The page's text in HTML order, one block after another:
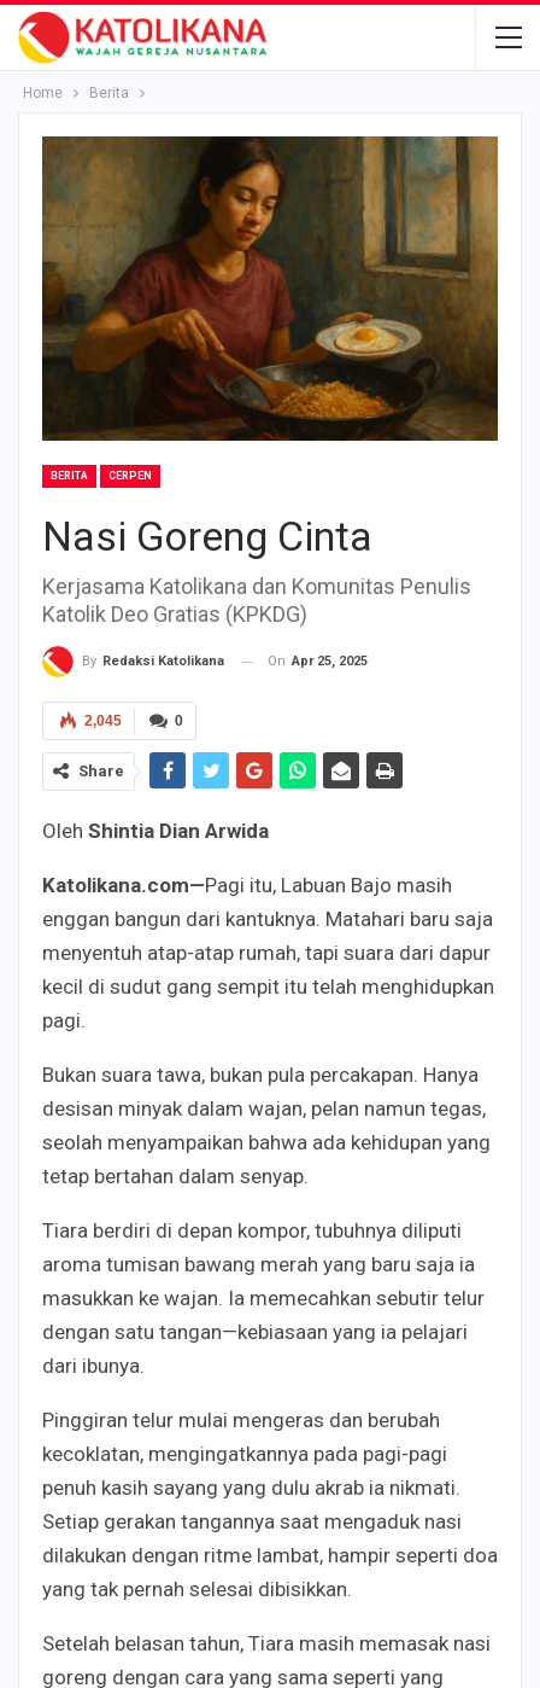
Home Berita
BERITA CERPEN
Nasi Goreng Cinta
Kerjasama Katolikana dan Komunitas Penulis
Katolik Deo Gratias (KPKDG)
By Redaksi Katolikana On Apr 25, 2025
0
2,045
Share
Oleh Shintia Dian Arwida
Katolikana.com—Pagi itu, Labuan Bajo masih
enggan bangun dari kantuknya. Matahari baru saja
menyentuh atap-atap rumah, tapi suara dari dapur
kecil di sudut gang sempit itu telah menghidupkan
pagi.
Bukan suara tawa, bukan pula percakapan. Hanya
desisan minyak dalam wajan, pelan namun tegas,
seolah menyampaikan bahwa ada kehidupan yang
tetap bertahan dalam senyap.
Tiara berdiri di depan kompor, tubuhnya diliputi
aroma tumisan bawang merah yang baru saja ia
masukkan ke wajan. Ia memecahkan sebutir telur
dengan satu tangan—kebiasaan yang ia pelajari
dari ibunya.
Pinggiran telur mulai mengeras dan berubah
kecoklatan, mengingatkannya pada pagi-pagi
penuh kasih sayang yang dulu akrab ia nikmati.
Setiap gerakan tangannya saat mengaduk nasi
dilakukan dengan ritme lambat, hampir seperti doa
yang tak pernah selesai dibisikkan.
Setelah belasan tahun, Tiara masih memasak nasi
goreng dengan cara yang sama seperti yang